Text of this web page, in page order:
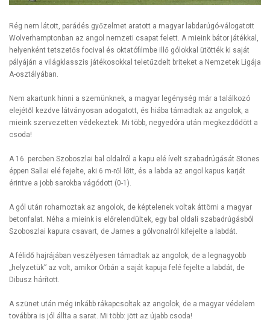
Rég nem látott, parádés győzelmet aratott a magyar labdarúgó-válogatott
Wolverhamptonban az angol nemzeti csapat felett. A mieink bátor játékkal,
helyenként tetszetős focival és oktatófilmbe illő gólokkal ütötték ki saját
pályáján a világklasszis játékosokkal teletűzdelt briteket a Nemzetek Ligája
A-osztályában.
Nem akartunk hinni a szemünknek, a magyar legénység már a találkozó
elejétől kezdve látványosan adogatott, és hiába támadtak az angolok, a
mieink szervezetten védekeztek. Mi több, negyedóra után megkezdődött a
csoda!
A 16. percben Szoboszlai bal oldalról a kapu elé ívelt szabadrúgását Stones
éppen Sallai elé fejelte, aki 6 m-ről lőtt, és a labda az angol kapus karját
érintve a jobb sarokba vágódott (0-1).
A gól után rohamoztak az angolok, de képtelenek voltak áttörni a magyar
betonfalat. Néha a mieink is előrelendültek, egy bal oldali szabadrúgásból
Szoboszlai kapura csavart, de James a gólvonalról kifejelte a labdát.
A félidő hajrájában veszélyesen támadtak az angolok, de a legnagyobb
„helyzetük” az volt, amikor Orbán a saját kapuja felé fejelte a labdát, de
Dibusz hárított.
A szünet után még inkább rákapcsoltak az angolok, de a magyar védelem
továbbra is jól állta a sarat. Mi több: jött az újabb csoda!